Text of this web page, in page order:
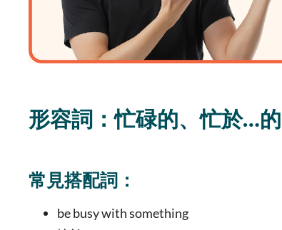
形容詞：忙碌的、忙於…
常見搭配詞：
be busy with something